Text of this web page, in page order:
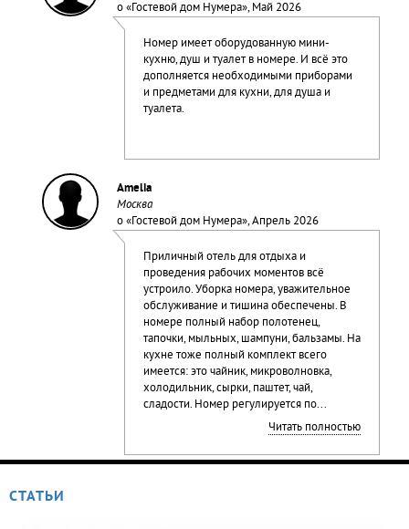
о «Гостевой дом Нумера», Май 2026
Номер имеет оборудованную мини-
кухню, душ и туалет в номере. И всё это
дополняется необходимыми приборами
и предметами для кухни, для душа и
туалета.
Amelia
Москва
о «Гостевой дом Нумера», Апрель 2026
Приличный отель для отдыха и
проведения рабочих моментов всё
устроило. Уборка номера, уважительное
обслуживание и тишина обеспечены. В
номере полный набор полотенец,
тапочки, мыльных, шампуни, бальзамы. На
кухне тоже полный комплект всего
имеется: это чайник, микроволновка,
холодильник, сырки, паштет, чай,
сладости. Номер регулируется по...
Читать полностью
СТАТЬИ